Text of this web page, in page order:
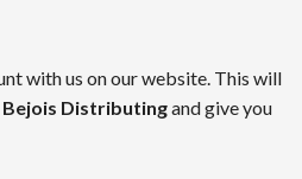
with us on our website. This will
Bejois Distributingand give you
、新着キャンペーン、業界の